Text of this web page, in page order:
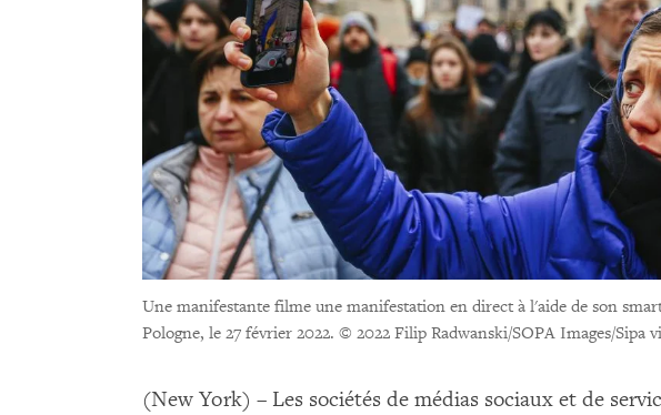
Une manifestante filme une manifestation en direct à l'aide de son
Pologne, le 27 février 2022. © 2022 Filip Radwanski/SOPA Images/Sipa
(New York) – Les sociétés de médias sociaux et de